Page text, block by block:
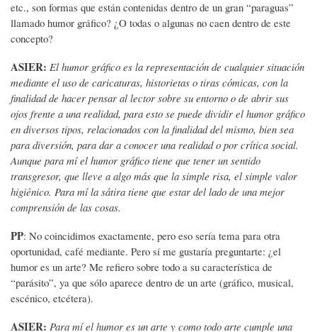
etc., son formas que están contenidas dentro de un gran “paraguas”
llamado humor gráfico? ¿O todas o algunas no caen dentro de este
concepto?
ASIER: El humor gráfico es la representación de cualquier situación
mediante el uso de caricaturas, historietas o tiras cómicas, con la
finalidad de hacer pensar al lector sobre su entorno o de abrir sus
ojos frente a una realidad, para esto se puede dividir el humor gráfico
en diversos tipos, relacionados con la finalidad del mismo, bien sea
para diversión, para dar a conocer una realidad o por crítica social.
Aunque para mí el humor gráfico tiene que tener un sentido
transgresor, que lleve a algo más que la simple risa, el simple valor
higiénico. Para mí la sátira tiene que estar del lado de una mejor
comprensión de las cosas.
PP: No coincidimos exactamente, pero eso sería tema para otra
oportunidad, café mediante. Pero sí me gustaría preguntarte: ¿el
humor es un arte? Me refiero sobre todo a su característica de
“parásito”, ya que sólo aparece dentro de un arte (gráfico, musical,
escénico, etcétera).
ASIER: Para mí el humor es un arte y como todo arte cumple una